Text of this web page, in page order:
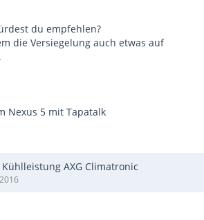
du empfehlen?
die Versiegelung auch etwas auf
Nexus 5 mit Tapatalk
AXG Climatronic